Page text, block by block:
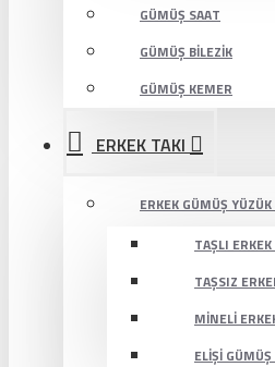
GÜMÜŞ SAAT
GÜMÜŞ BILEZIK
GÜMÜŞ KEMER
ERKEK TAKI
ERKEK GÜMÜŞ YÜZÜK
TAŞLI
TAŞSIZ
MINELI
ELIŞI